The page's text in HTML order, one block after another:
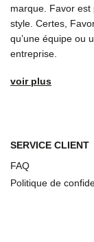
marque. Favor est
style. Certes,
qu’une équipe ou
entreprise.
voir plus
SERVICE CLIENT
FAQ
Politique de